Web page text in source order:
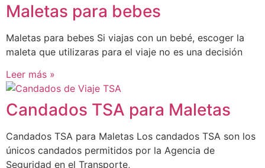
Maletas para bebes
Maletas para bebes Si viajas con un bebé, escoger la
maleta que utilizaras para el viaje no es una decisión
Leer más »
Candados TSA para Maletas
Candados TSA para Maletas Los candados TSA son los
únicos candados permitidos por la Agencia de
Seguridad en el Transporte,